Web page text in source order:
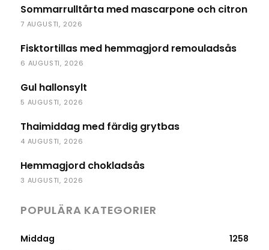
Sommarrulltårta med mascarpone och citron
7 AUGUSTI, 2026
Fisktortillas med hemmagjord remouladsås
6 AUGUSTI, 2026
Gul hallonsylt
5 AUGUSTI, 2026
Thaimiddag med färdig grytbas
4 AUGUSTI, 2026
Hemmagjord chokladsås
3 AUGUSTI, 2026
POPULÄRA KATEGORIER
Middag
1258